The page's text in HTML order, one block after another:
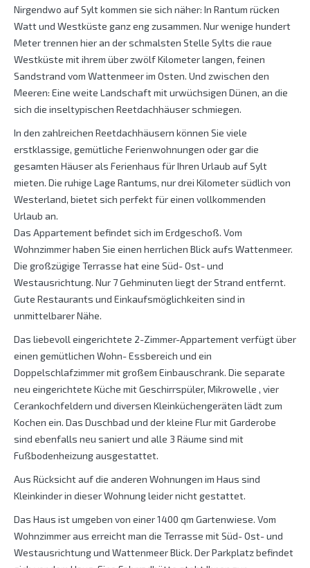
Nirgendwo auf Sylt kommen sie sich näher: In Rantum rücken
Watt und Westküste ganz eng zusammen. Nur wenige hundert
Meter trennen hier an der schmalsten Stelle Sylts die raue
Westküste mit ihrem über zwölf Kilometer langen, feinen
Sandstrand vom Wattenmeer im Osten. Und zwischen den
Meeren: Eine weite Landschaft mit urwüchsigen Dünen, an die
sich die inseltypischen Reetdachhäuser schmiegen.
In den zahlreichen Reetdachhäusern können Sie viele
erstklassige, gemütliche Ferienwohnungen oder gar die
gesamten Häuser als Ferienhaus für Ihren Urlaub auf Sylt
mieten. Die ruhige Lage Rantums, nur drei Kilometer südlich von
Westerland, bietet sich perfekt für einen vollkommenden
Urlaub an.
Das Appartement befindet sich im Erdgeschoß. Vom
Wohnzimmer haben Sie einen herrlichen Blick aufs Wattenmeer.
Die großzügige Terrasse hat eine Süd- Ost- und
Westausrichtung. Nur 7 Gehminuten liegt der Strand entfernt.
Gute Restaurants und Einkaufsmöglichkeiten sind in
unmittelbarer Nähe.
Das liebevoll eingerichtete 2-Zimmer-Appartement verfügt über
einen gemütlichen Wohn- Essbereich und ein
Doppelschlafzimmer mit großem Einbauschrank. Die separate
neu eingerichtete Küche mit Geschirrspüler, Mikrowelle , vier
Cerankochfeldern und diversen Kleinküchengeräten lädt zum
Kochen ein. Das Duschbad und der kleine Flur mit Garderobe
sind ebenfalls neu saniert und alle 3 Räume sind mit
Fußbodenheizung ausgestattet.
Aus Rücksicht auf die anderen Wohnungen im Haus sind
Kleinkinder in dieser Wohnung leider nicht gestattet.
Das Haus ist umgeben von einer 1400 qm Gartenwiese. Vom
Wohnzimmer aus erreicht man die Terrasse mit Süd- Ost- und
Westausrichtung und Wattenmeer Blick. Der Parkplatz befindet